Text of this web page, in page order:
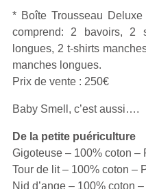
* Boîte Trousseau
comprend: 2 bavoirs, 2
longues, 2 t-shirts
manches longues.
Prix de vente : 250€
Baby Smell, c’est aussi….
De la petite puériculture
Gigoteuse – 100% coton –
Tour de lit – 100% coton –
Nid d’ange – 100% coton
débordent
souvent
d’énergie.
Varier les
occupations
toujours
Conjuguer
divertissement,
activité
physique